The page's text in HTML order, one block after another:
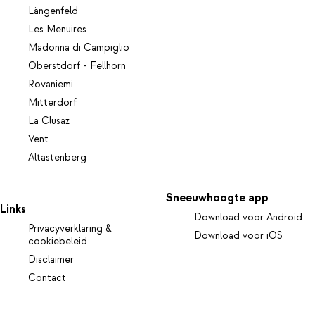
Längenfeld
Les Menuires
Madonna di Campiglio
Oberstdorf - Fellhorn
Rovaniemi
Mitterdorf
La Clusaz
Vent
Altastenberg
Links
Privacyverklaring &
cookiebeleid
Disclaimer
Contact
Sneeuwhoogte app
Download voor Android
Download voor iOS